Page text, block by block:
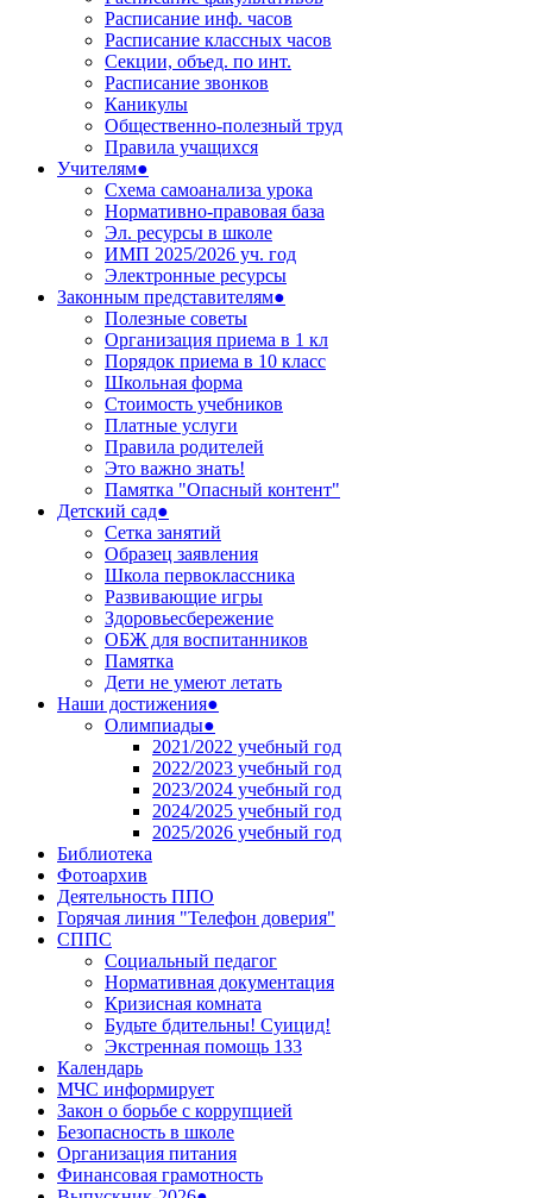
Расписание инф. часов
Расписание классных часов
Секции, объед. по инт.
Расписание звонков
Каникулы
Общественно-полезный труд
Правила учащихся
Учителям●
Схема самоанализа урока
Нормативно-правовая база
Эл. ресурсы в школе
ИМП 2025/2026 уч. год
Электронные ресурсы
Законным представителям●
Полезные советы
Организация приема в 1 кл
Порядок приема в 10 класс
Школьная форма
Стоимость учебников
Платные услуги
Правила родителей
Это важно знать!
Памятка "Опасный контент"
Детский сад●
Сетка занятий
Образец заявления
Школа первоклассника
Развивающие игры
Здоровьесбережение
ОБЖ для воспитанников
Памятка
Дети не умеют летать
Наши достижения●
Олимпиады●
2021/2022 учебный год
2022/2023 учебный год
2023/2024 учебный год
2024/2025 учебный год
2025/2026 учебный год
Библиотека
Фотоархив
Деятельность ППО
Горячая линия "Телефон доверия"
СППС
Социальный педагог
Нормативная документация
Кризисная комната
Будьте бдительны! Суицид!
Экстренная помощь 133
Календарь
МЧС информирует
Закон о борьбе с коррупцией
Безопасность в школе
Организация питания
Финансовая грамотность